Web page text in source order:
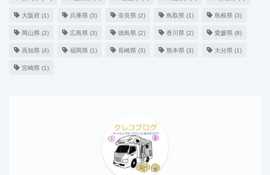
大阪府 (1) 兵庫県 (3) 奈良県 (2) 鳥取県 (1) 島根県 (3)
岡山県 (2) 広島県 (3) 徳島県 (2) 香川県 (2) 愛媛県 (8)
高知県 (4) 福岡県 (1) 長崎県 (3) 熊本県 (3) 大分県 (1)
宮崎県 (1)